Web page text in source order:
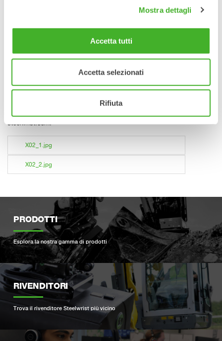
Mostra dettagli
Accetta tutti
Accetta selezionati
Rifiuta
+46 709981321
Steelwrist è un produttore globale di Tiltrotator e attacchi
rapidi per escavaori con sede in Svezia. Un focus
determinato su prodotti robusti e moderni, combinato con un
servizio rapido, è stato apprezzato da un numero crescente
steelwrist.com.
X02_1.jpg
X02_2.jpg
PRODOTTI
Esplora la nostra gamma di prodotti
RIVENDITORI
Trova il rivenditore Steelwrist più vicino